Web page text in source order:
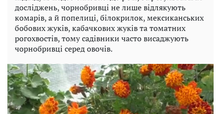
досліджень, чорнобривці не лише відлякують
комарів, а й попелиці, білокрилок, мексиканських
бобових жуків, кабачкових жуків та томатних
рогохвостів, тому садівники часто висаджують
чорнобривці серед овочів.